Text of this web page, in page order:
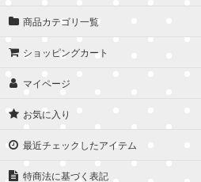
商品カテゴリ一覧
ショッピングカート
マイページ
お気に入り
最近チェックしたアイテム
特商法に基づく表記